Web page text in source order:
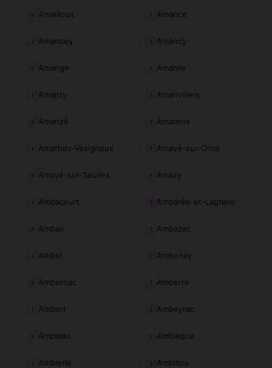
Amailloux Amance
Amancey Amancy
Amange Amanlis
Amanty Amanvillers
Amanzé Amarens
Amathay-Vésigneux Amayé-sur-Orne
Amayé-sur-Seulles Amazy
Ambacourt Ambarès-et-Lagrave
Ambax Ambazac
Ambel Ambenay
Ambernac Amberre
Ambert Ambeyrac
Ambialet Ambiegna
Ambierle Ambillou